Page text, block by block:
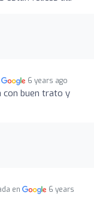
6 years ago
con buen trato y
en
6 years